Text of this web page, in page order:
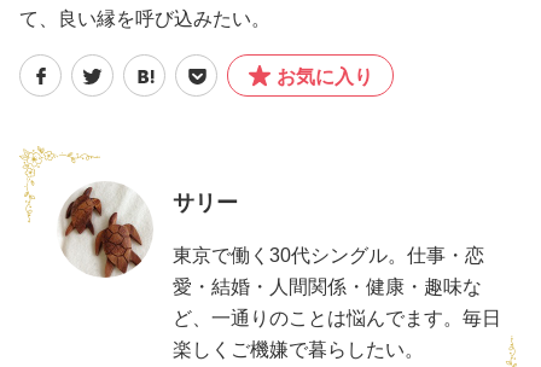
て、良い縁を呼び込みたい。
お気に入り
サリー
東京で働く30代シングル。仕事・恋
愛・結婚・人間関係・健康・趣味な
ど、一通りのことは悩んでます。毎日
楽しくご機嫌で暮らしたい。